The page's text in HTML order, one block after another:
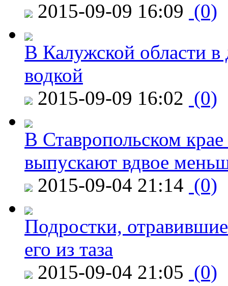
2015-09-09 16:09 (0)
В Калужской области в
водкой
2015-09-09 16:02 (0)
В Ставропольском
выпускают вдвое
2015-09-04 21:14 (0)
Подростки,
его из таза
2015-09-04 21:05 (0)